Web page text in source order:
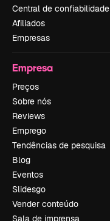
Central de confiabilidade
Afiliados
Empresas
Empresa
Preços
Sobre nós
Reviews
Emprego
Tendências de pesquisa
Blog
Eventos
Slidesgo
Vender conteúdo
Sala de imprensa